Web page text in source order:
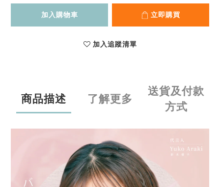
加入購物車 立即購買
加入追蹤清單
商品描述 了解更多
送貨及付款
方式